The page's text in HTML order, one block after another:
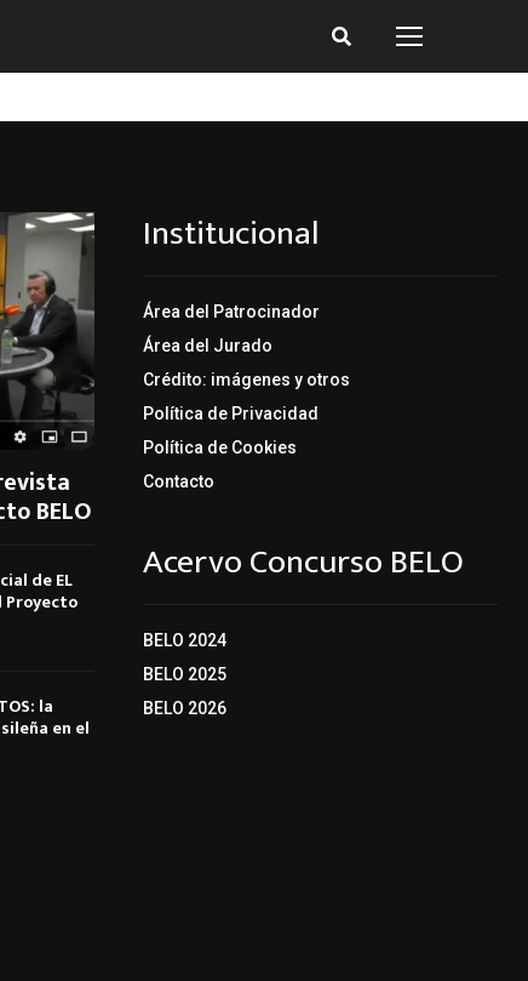
BELO
de EL
Proyecto
la
en el
Institucional
Área del Patrocinador
Área del Jurado
Crédito: imágenes y otros
Política de Privacidad
Política de Cookies
Contacto
Acervo Concurso BELO
BELO 2024
BELO 2025
BELO 2026